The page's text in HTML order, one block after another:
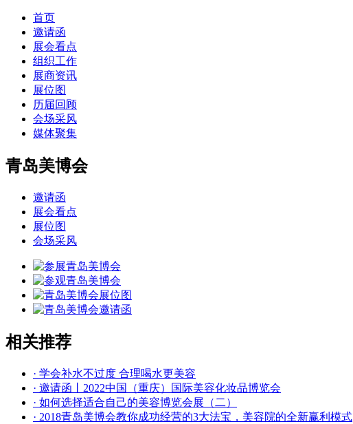
首页
邀请函
展会看点
组织工作
展商资讯
展位图
历届回顾
会场采风
媒体聚集
青岛美博会
邀请函
展会看点
展位图
会场采风
相关推荐
· 学会补水不过度 合理喝水更美容
· 邀请函丨2022中国（重庆）国际美容化妆品博览会
· 如何选择适合自己的美容博览会展（二）
· 2018青岛美博会教你成功经营的3大法宝，美容院的全新赢利模式